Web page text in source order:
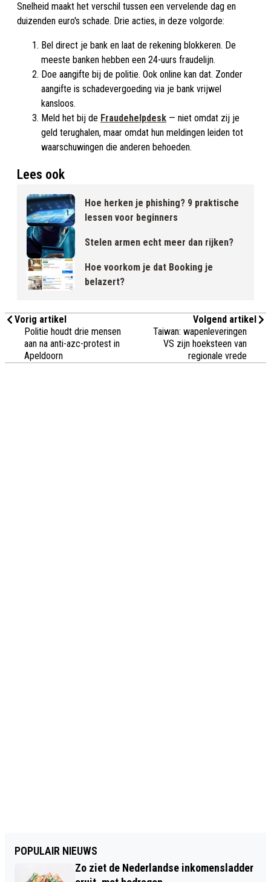
Snelheid maakt het verschil tussen een vervelende dag en
duizenden euro's schade. Drie acties, in deze volgorde:
Bel direct je bank en laat de rekening blokkeren. De
meeste banken hebben een 24-uurs fraudelijn.
Doe aangifte bij de politie. Ook online kan dat. Zonder
aangifte is schadevergoeding via je bank vrijwel
kansloos.
Meld het bij de Fraudehelpdesk — niet omdat zij je
geld terughalen, maar omdat hun meldingen leiden tot
waarschuwingen die anderen behoeden.
Lees ook
Hoe herken je phishing? 9 praktische
lessen voor beginners
Stelen armen echt meer dan rijken?
Hoe voorkom je dat Booking je
belazert?
Vorig artikel
Politie houdt drie mensen
aan na anti-azc-protest in
Apeldoorn
Volgend artikel
Taiwan: wapenleveringen
VS zijn hoeksteen van
regionale vrede
POPULAIR NIEUWS
Zo ziet de Nederlandse inkomensladder